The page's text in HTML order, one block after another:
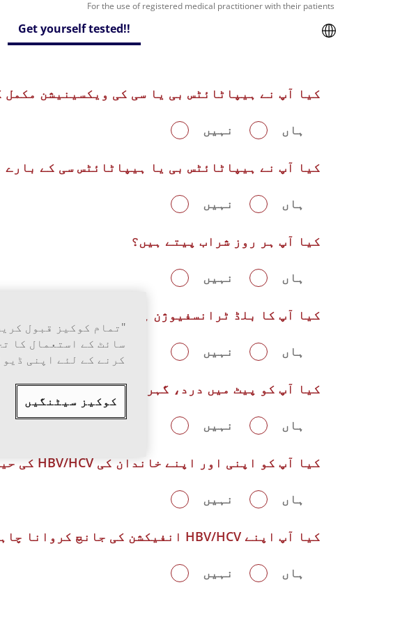
For the use of registered medical practitioner with their patients
Get yourself tested!!
کیا آپ نے ہیپاٹائٹس بی یا سی کی ویکسینیشن مکمل
ہاں نہیں
کیا آپ نے ہیپاٹائٹس بی یا ہیپاٹائٹس سی کے بارے
ہاں نہیں
کیا آپ ہر روز شراب پیتے ہیں؟
ہاں نہیں
کیا آپ کا بلڈ ٹرانسفیوژن ہوا ہے؟
ہاں نہیں
کیا آپ کو پیٹ میں درد، گہرے رنگ کے پیشاب، مٹی
ہاں نہیں
کیا آپ کو اپنی اور اپنے خاندان کی HBV/HCV کی حیثیت معلوم ہے؟
ہاں نہیں
کیا آپ اپنے HBV/HCV انفیکشن کی جانچ کروانا چاہتے ہیں؟
ہاں نہیں
"تمام کوکیز قبول
سائٹ کے استعمال کا
کرنے کے لئے اپنی
کوکیز سیٹنگیں